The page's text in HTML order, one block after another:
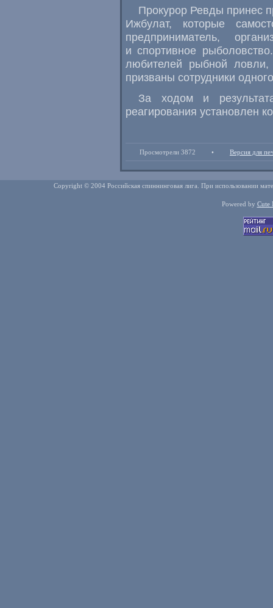
Прокурор Ревды принес
Ижбулат, которые
предприниматель,
и спортивное
любителей рыбной
призваны сотрудники
За ходом и
реагирования установлен
Просмотрели 3872 • Версия для
Copyright © 2004 Российская спиннинговая лига. При использовании
Powered by Cute